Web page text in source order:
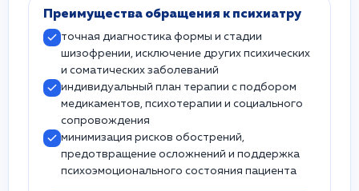
Преимущества обращения к психиатру
точная диагностика формы и стадии
шизофрении, исключение других психических
и соматических заболеваний
индивидуальный план терапии с подбором
медикаментов, психотерапии и социального
сопровождения
минимизация рисков обострений,
предотвращение осложнений и поддержка
психоэмоционального состояния пациента